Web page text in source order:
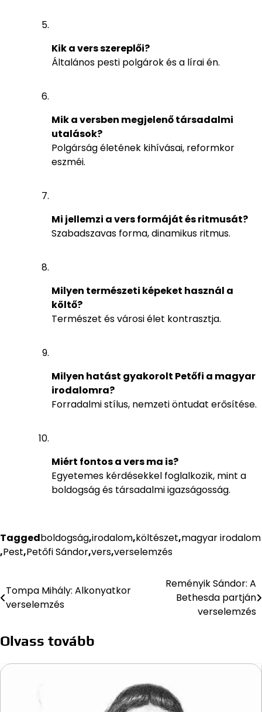
Kik a vers szereplői?
Általános pesti polgárok és a lírai én.
Mik a versben megjelenő társadalmi
utalások?
Polgárság életének kihívásai, reformkor
eszméi.
Mi jellemzi a vers formáját és ritmusát?
Szabadszavas forma, dinamikus ritmus.
Milyen természeti képeket használ a
költő?
Természet és városi élet kontrasztja.
Milyen hatást gyakorolt Petőfi a magyar
irodalomra?
Forradalmi stílus, nemzeti öntudat erősítése.
Miért fontos a vers ma is?
Egyetemes kérdésekkel foglalkozik, mint a
boldogság és társadalmi igazságosság.
Taggedboldogság,irodalom,költészet,magyar irodalom
,Pest,Petőfi Sándor,vers,verselemzés
Bejegyzés
navigáció
Tompa Mihály: Alkonyatkor
verselemzés
Reményik Sándor: A
Bethesda partján
verselemzés
Olvass tovább